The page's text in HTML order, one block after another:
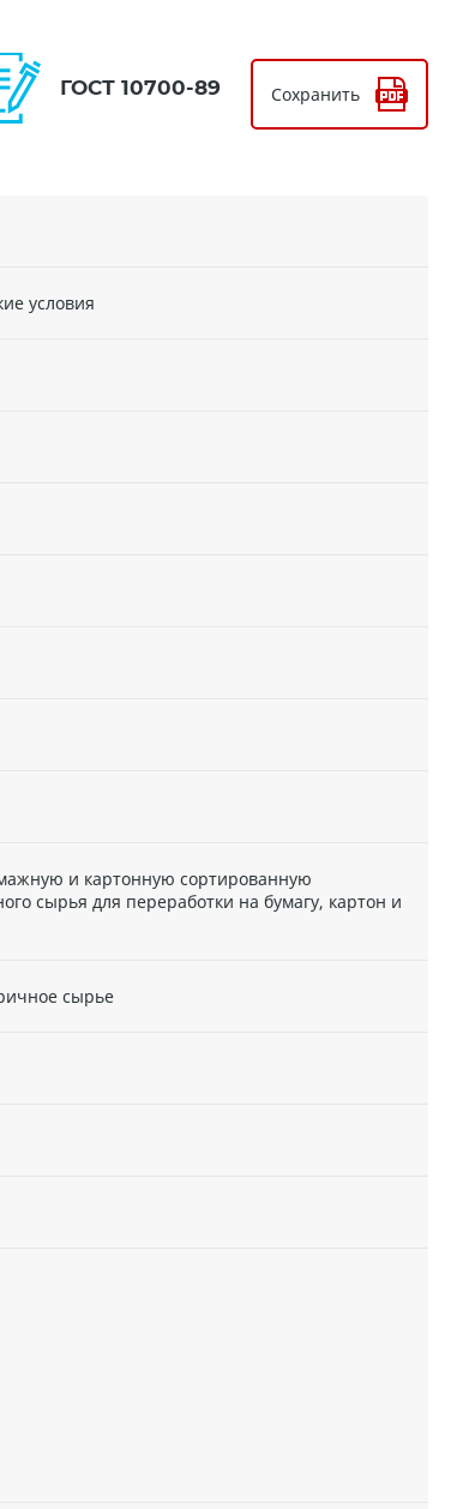
ГОСТ 10700-89 Сохранить
условия
и картонную сортированную
сырья для переработки на бумагу, картон и
сырье